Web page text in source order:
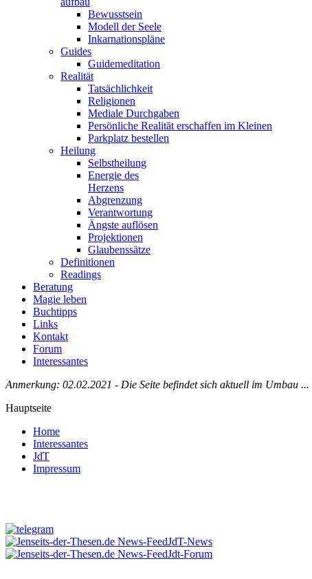
Bewusstsein
Modell der Seele
Inkarnationspläne
Guides
Guidemeditation
Realität
Tatsächlichkeit
Religionen
Mediale Durchgaben
Persönliche Realität erschaffen im Kleinen
Parkplatz bestellen
Heilung
Selbstheilung
Energie des
Herzens
Abgrenzung
Verantwortung
Ängste auflösen
Projektionen
Glaubenssätze
Definitionen
Readings
Beratung
Magie leben
Buchtipps
Links
Kontakt
Forum
Interessantes
Anmerkung: 02.02.2021 - Die Seite befindet sich aktuell im Umbau ...
Hauptseite
Home
Interessantes
JdT
Impressum
JdT-News
Jdt-Forum